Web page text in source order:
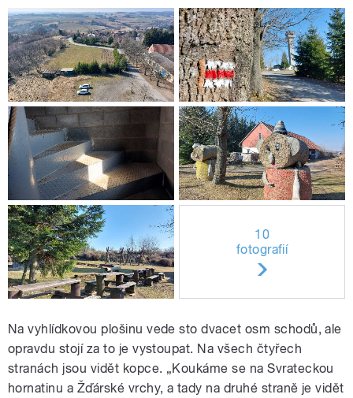
10
fotografií
Na vyhlídkovou plošinu vede sto dvacet osm schodů, ale
opravdu stojí za to je vystoupat. Na všech čtyřech
stranách jsou vidět kopce. „Koukáme se na Svrateckou
hornatinu a Žďárské vrchy, a tady na druhé straně je vidět